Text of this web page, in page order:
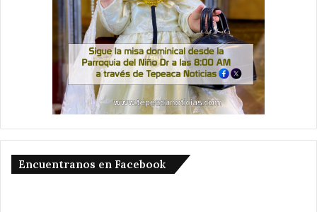
Encuentranos en Facebook